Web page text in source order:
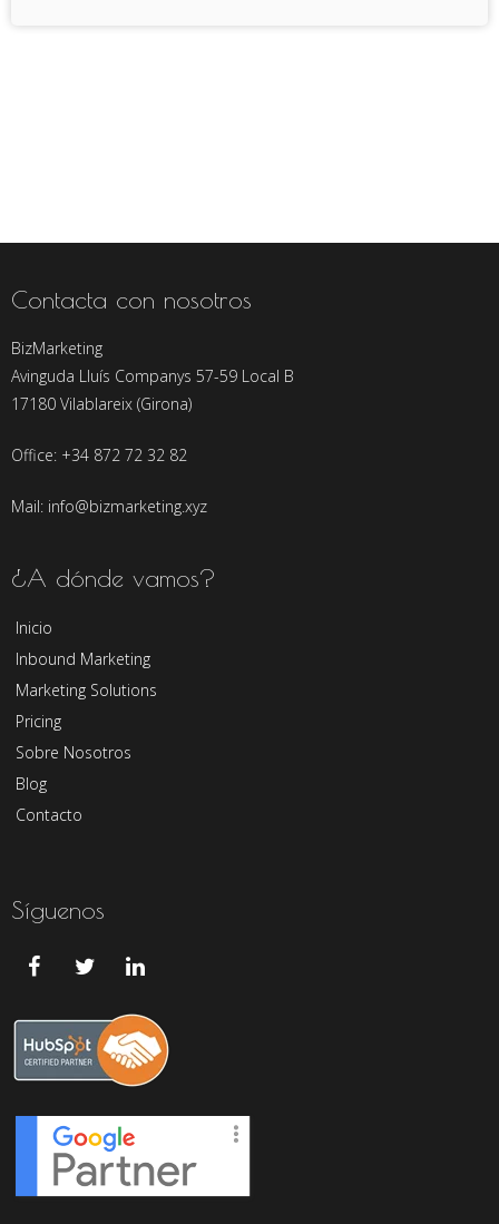
Contacta con nosotros
BizMarketing
Avinguda Lluís Companys 57-59 Local B
17180 Vilablareix (Girona)
Office: +34 872 72 32 82
Mail: info@bizmarketing.xyz
¿A dónde vamos?
Inicio
Inbound Marketing
Marketing Solutions
Pricing
Sobre Nosotros
Blog
Contacto
Síguenos